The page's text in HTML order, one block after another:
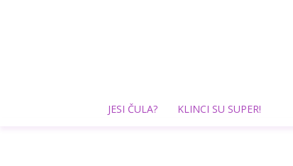
JESI ČULA? KLINCI SU SUPER!